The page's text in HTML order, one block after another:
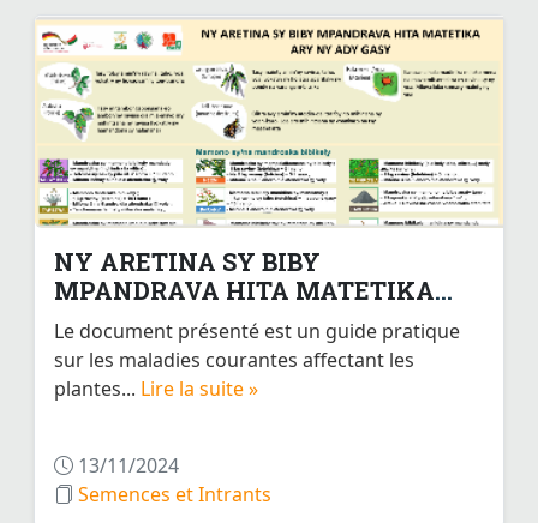
NY ARETINA SY BIBY
MPANDRAVA HITA MATETIKA
ARY...
Le document présenté est un guide pratique
sur les maladies courantes affectant les
plantes... Lire la suite »
13/11/2024
Semences et Intrants